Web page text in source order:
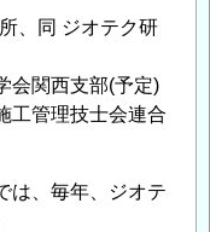
、同 ジオテク研
会関西支部(予定)
工管理技士会連合
は、毎年、ジオテ